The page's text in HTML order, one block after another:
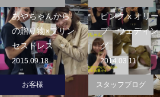
あやちゃんから
の贈り物×プリン
セスドレス
2015.09.18
ピンク x オリー
ブ ウェディン
グ
2014.03.11
お客様 スタッフブログ